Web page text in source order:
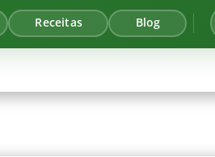
Receitas Blog